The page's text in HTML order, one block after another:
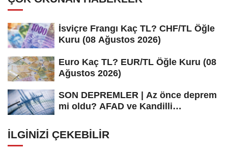
İsviçre Frangı Kaç TL? CHF/TL Öğle
Kuru (08 Ağustos 2026)
Euro Kaç TL? EUR/TL Öğle Kuru (08
Ağustos 2026)
SON DEPREMLER | Az önce deprem
mi oldu? AFAD ve Kandilli
İLGINIZI ÇEKEBILIR